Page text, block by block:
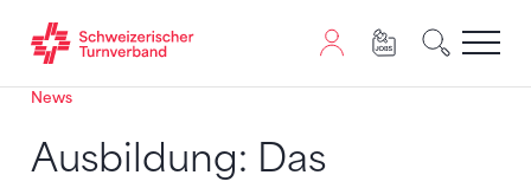
Zum Inhalt springen
Zur Sitemap navigieren
Zum Navigieren dieser Seite wird JavaScript benötigt.
News
Ausbildung: Das